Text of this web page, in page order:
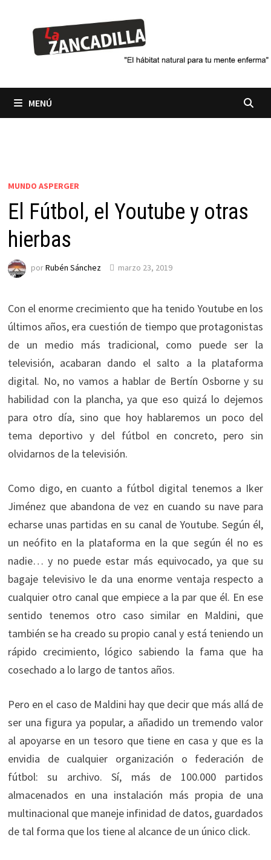
contenido
MENÚ
MUNDO ASPERGER
El Fútbol, el Youtube y otras
hierbas
porRubén Sánchez marzo 23, 2019
Con el enorme crecimiento que ha tenido Youtube en los
últimos años, era cuestión de tiempo que protagonistas
de un medio más tradicional, como puede ser la
televisión, acabaran dando el salto a la plataforma
digital. No, no vamos a hablar de Bertín Osborne y su
habilidad con la plancha, ya que eso quizá lo dejemos
para otro día, sino que hoy hablaremos un poco del
tema deportivo y del fútbol en concreto, pero sin
olvidarnos de la televisión.
Como digo, en cuanto a fútbol digital tenemos a Iker
Jiménez que abandona de vez en cuando su nave para
echarse unas partidas en su canal de Youtube. Según él,
un neófito en la plataforma en la que según él no es
nadie… y no puede estar más equivocado, ya que su
bagaje televisivo le da una enorme ventaja respecto a
cualquier otro canal que empiece a la par que él. En ese
sentido tenemos otro caso similar en Maldini, que
también se ha creado su propio canal y está teniendo un
rápido crecimiento, lógico sabiendo la fama que ha
cosechado a lo largo de tantos años.
Pero en el caso de Maldini hay que decir que más allá de
ser una figura ya popular, a añadido un tremendo valor
al apoyarse en un tesoro que tiene en casa y que es la
envidia de cualquier organización o federación de
fútbol: su archivo. Sí, más de 100.000 partidos
almacenados en una instalación más propia de una
multinacional que maneje infinidad de datos, guardados
de tal forma que los tiene al alcance de un único click.